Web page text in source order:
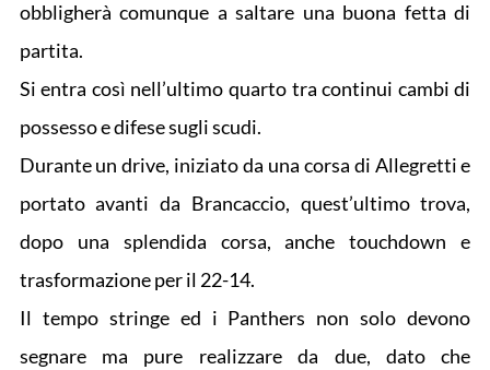
obbligherà comunque a saltare una buona fetta di
partita.
Si entra così nell’ultimo quarto tra continui cambi di
possesso e difese sugli scudi.
Durante un drive, iniziato da una corsa di Allegretti e
portato avanti da Brancaccio, quest’ultimo trova,
dopo una splendida corsa, anche touchdown e
trasformazione per il 22-14.
Il tempo stringe ed i Panthers non solo devono
segnare ma pure realizzare da due, dato che